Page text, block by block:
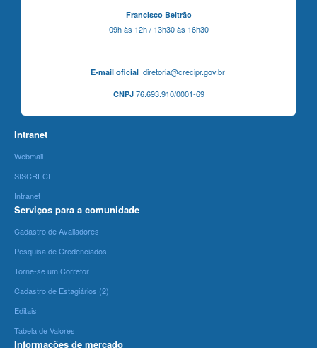
Francisco Beltrão
09h às 12h / 13h30 às 16h30
E-mail oficialdiretoria@crecipr.gov.br
CNPJ76.693.910/0001-69
Intranet
Webmail
SISCRECI
Intranet
Serviços para a comunidade
Cadastro de Avaliadores
Pesquisa de Credenciados
Torne-se um Corretor
Cadastro de Estagiários (2)
Editais
Tabela de Valores
Informações de mercado